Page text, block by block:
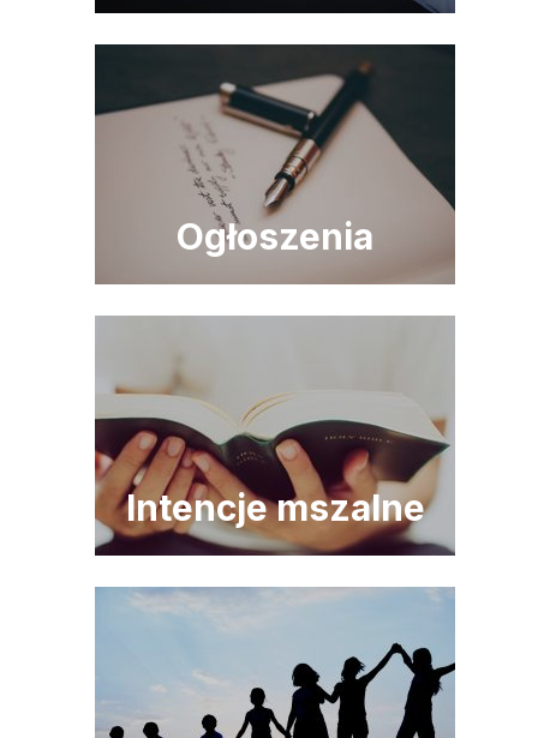
Ogłoszenia
Intencje mszalne